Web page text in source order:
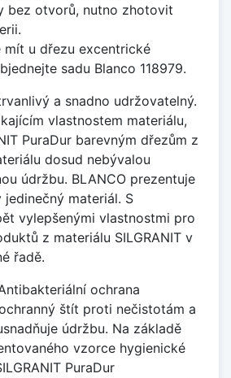
bez otvorů, nutno zhotovit
mít u dřezu excentrické
sadu Blanco 118979.
a snadno udržovatelný.
vlastnostem materiálu,
PuraDur barevným dřezům z
dosud nebývalou
údržbu. BLANCO prezentuje
materiál. S
vylepšenými vlastnostmi pro
z materiálu SILGRANIT v
řadě.
ochrana
štít proti nečistotám a
údržbu. Na základě
vzorce hygienické
PuraDur